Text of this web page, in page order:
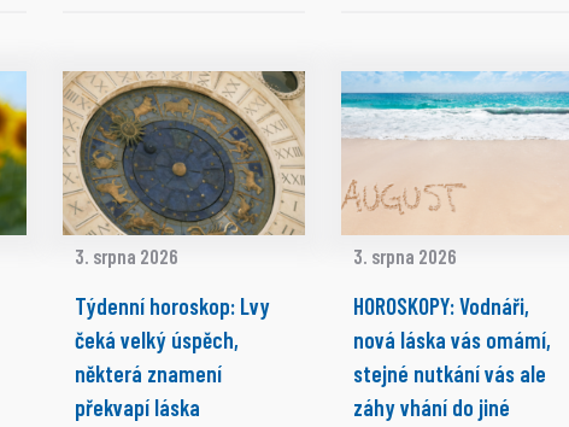
3. srpna 2026
Týdenní horoskop: Lvy
čeká velký úspěch,
některá znamení
překvapí láska
3. srpna 2026
HOROSKOPY: Vodnáři,
nová láska vás omámí,
stejné nutkání vás ale
záhy vhání do jiné